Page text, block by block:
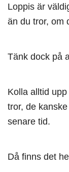
Loppis är
än du tror, om
Tänk dock på
Kolla alltid
tror, de
senare tid.
Då finns det